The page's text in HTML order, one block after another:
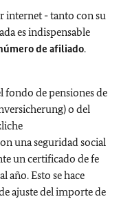
internet - tanto con su
es indispensable
de afiliado.
fondo de pensiones de
o del
una seguridad social
un certificado de fe
año. Esto se hace
ajuste del importe de